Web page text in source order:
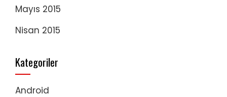
Mayıs 2015
Nisan 2015
Kategoriler
Android